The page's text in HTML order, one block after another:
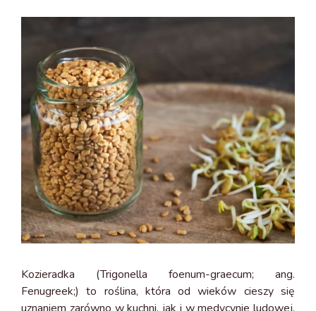
Kozieradka (Trigonella foenum-graecum; ang.
Fenugreek;) to roślina, która od wieków cieszy się